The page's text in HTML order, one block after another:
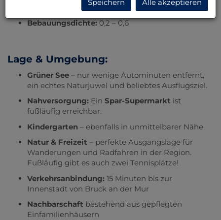
WA (Wohnen Allgemein)
Bebauungsdichte:0,2 – 0,6
Lage & Umgebung:
Grüner See – nur wenige Autominuten entfernt,
ein echtes Naturjuwel und beliebtes Ausflugsziel.
Nahversorgung: Ein Spar-Supermarkt ist
fußläufig erreichbar.
Kindergarten – ebenfalls in unmittelbarer Nähe.
Natur & Freizeit – perfekte Ausgangslage für
Wanderungen und Radfahren in der Region.
Fußläufig gibt es auch zwei Tennisplätze!
Verkehrsanbindung: 15 Minuten bis zur
Innenstadt von Bruck an der Mur
Nachbarschaft bestehend aus gepflegten
Einfamilienhäusern
Speichern Alle akzeptieren